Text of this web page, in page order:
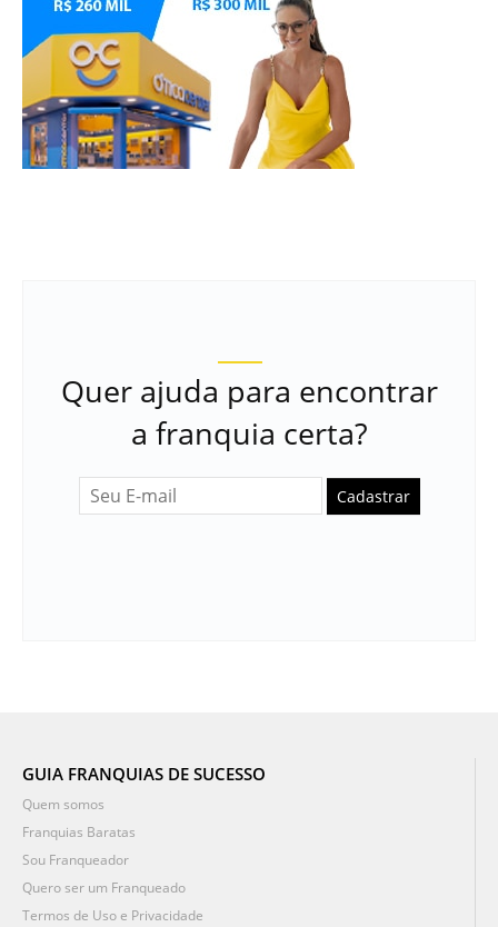
Quer ajuda para encontrar
a franquia certa?
Cadastrar
GUIA FRANQUIAS DE SUCESSO
Quem somos
Franquias Baratas
Sou Franqueador
Quero ser um Franqueado
Termos de Uso e Privacidade